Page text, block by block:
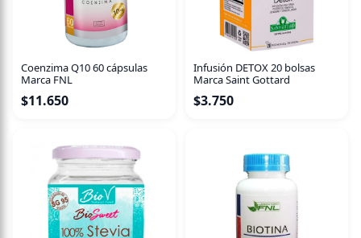
Coenzima Q10 60 cápsulas
Marca FNL
$11.650
Infusión DETOX 20 bolsas
Marca Saint Gottard
$3.750